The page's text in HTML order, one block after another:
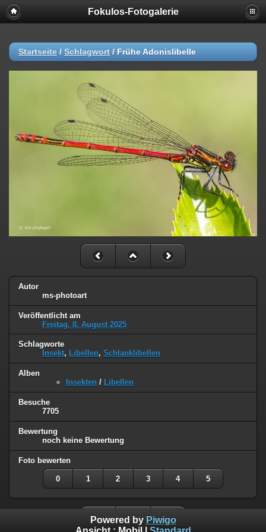
Fokulos-Fotogalerie
Startseite / Schlagwort / Frühe Adonislibelle
Autor
ms-photoart
Veröffentlicht am
Freitag, 8. August 2025
Schlagworte
Insekt, Libellen, Schlanklibellen
Alben
Insekten / Libellen
Besuche
7705
Bewertung
noch keine Bewertung
Foto bewerten
0 1 2 3 4 5
Powered by Piwigo